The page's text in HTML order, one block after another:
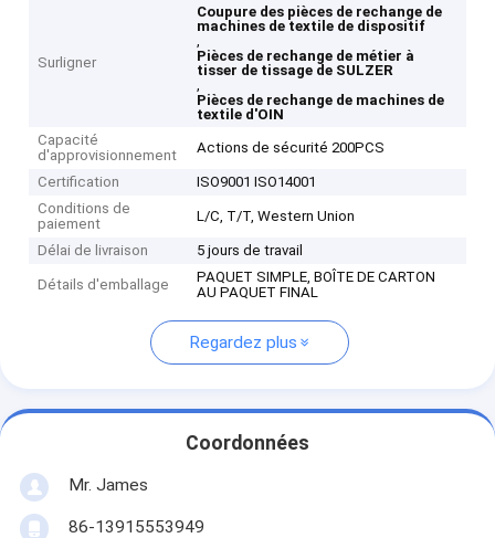
Surligner
Coupure des pièces de rechange de
machines de textile de dispositif
,
Pièces de rechange de métier à
tisser de tissage de SULZER
,
Pièces de rechange de machines de
textile d'OIN
Capacité
d'approvisionnement
Actions de sécurité 200PCS
Certification
ISO9001 ISO14001
Conditions de
paiement
L/C, T/T, Western Union
Délai de livraison 5 jours de travail
Détails d'emballage
PAQUET SIMPLE, BOÎTE DE CARTON
AU PAQUET FINAL
Regardez plus
Coordonnées
Mr. James
86-13915553949